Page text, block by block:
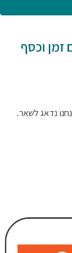
זמן וכסף
נדאג לשאר.